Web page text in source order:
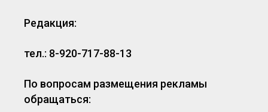
Редакция:
тел.: 8-920-717-88-13
По вопросам размещения рекламы
обращаться: